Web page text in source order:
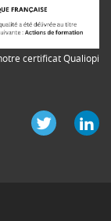
certificat Qualiopi